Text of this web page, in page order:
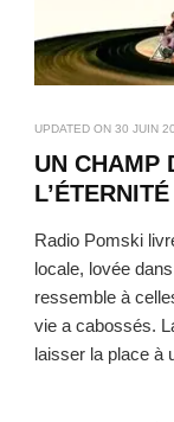
UPDATED ON 30 JUIN
UN CHAMP
Radio Pomski
locale, lovée
ressemble à
vie a cabossés.
laisser la place à